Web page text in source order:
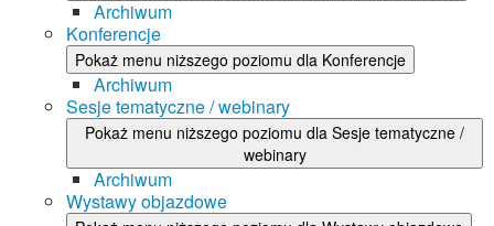
Archiwum
Konferencje
Pokaż menu niższego poziomu dla Konferencje
Archiwum
Sesje tematyczne / webinary
Pokaż menu niższego poziomu dla Sesje tematyczne /
webinary
Archiwum
Wystawy objazdowe